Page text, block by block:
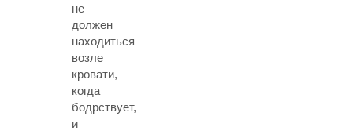
не
должен
находиться
возле
кровати,
когда
бодрствует,
и